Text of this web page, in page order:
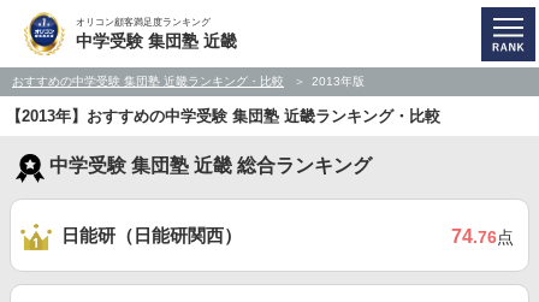
オリコン顧客満足度ランキング
中学受験 集団塾 近畿
おすすめの中学受験 集団塾 近畿ランキング・比較 2013年版
【2013年】おすすめの中学受験 集団塾 近畿ランキング・比較
中学受験 集団塾 近畿 総合ランキング
日能研（日能研関西） 74.76点